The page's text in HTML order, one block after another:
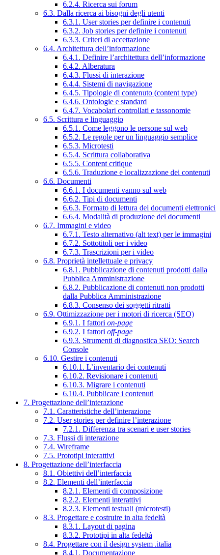
6.2.4. Ricerca sui forum
6.3. Dalla ricerca ai bisogni degli utenti
6.3.1. User stories per definire i contenuti
6.3.2. Job stories per definire i contenuti
6.3.3. Criteri di accettazione
6.4. Architettura dell’informazione
6.4.1. Definire l’architettura dell’informazione
6.4.2. Alberatura
6.4.3. Flussi di interazione
6.4.4. Sistemi di navigazione
6.4.5. Tipologie di contenuto (content type)
6.4.6. Ontologie e standard
6.4.7. Vocabolari controllati e tassonomie
6.5. Scrittura e linguaggio
6.5.1. Come leggono le persone sul web
6.5.2. Le regole per un linguaggio semplice
6.5.3. Microtesti
6.5.4. Scrittura collaborativa
6.5.5. Content critique
6.5.6. Traduzione e localizzazione dei contenuti
6.6. Documenti
6.6.1. I documenti vanno sul web
6.6.2. Tipi di documenti
6.6.3. Formato di lettura dei documenti elettronici
6.6.4. Modalità di produzione dei documenti
6.7. Immagini e video
6.7.1. Testo alternativo (alt text) per le immagini
6.7.2. Sottotitoli per i video
6.7.3. Trascrizioni per i video
6.8. Proprietà intellettuale e privacy
6.8.1. Pubblicazione di contenuti prodotti dalla
Pubblica Amministrazione
6.8.2. Pubblicazione di contenuti non prodotti
dalla Pubblica Amministrazione
6.8.3. Consenso dei soggetti ritratti
6.9. Ottimizzazione per i motori di ricerca (SEO)
6.9.1. I fattori on-page
6.9.2. I fattori off-page
6.9.3. Strumenti di diagnostica SEO: Search
Console
6.10. Gestire i contenuti
6.10.1. L’inventario dei contenuti
6.10.2. Revisionare i contenuti
6.10.3. Migrare i contenuti
6.10.4. Pubblicare i contenuti
7. Progettazione dell’interazione
7.1. Caratteristiche dell’interazione
7.2. User stories per definire l’interazione
7.2.1. Differenza tra scenari e user stories
7.3. Flussi di interazione
7.4. Wireframe
7.5. Prototipi interattivi
8. Progettazione dell’interfaccia
8.1. Obiettivi dell’interfaccia
8.2. Elementi dell’interfaccia
8.2.1. Elementi di composizione
8.2.2. Elementi interattivi
8.2.3. Elementi testuali (microtesti)
8.3. Progettare e costruire in alta fedeltà
8.3.1. Layout di pagina
8.3.2. Prototipi in alta fedeltà
8.4. Progettare con il design system .italia
8.4.1. Documentazione